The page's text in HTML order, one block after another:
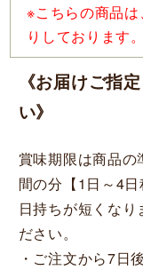
※こちらの商品
りしております
《お届けご指
い》
賞味期限は商品
間の分【1日～4
日持ちが短くなり
ださい。
・ご注文から7日